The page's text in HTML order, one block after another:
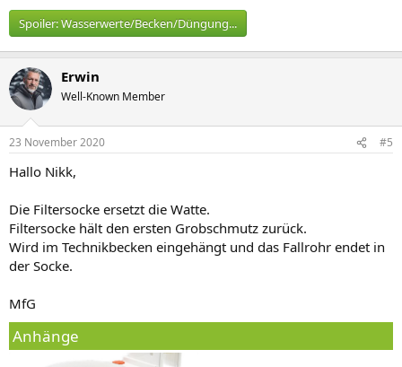
Spoiler:Wasserwerte/Becken/Düngung...
Erwin
Well-Known Member
23 November 2020 #5
Hallo Nikk,
Die Filtersocke ersetzt die Watte.
Filtersocke hält den ersten Grobschmutz zurück.
Wird im Technikbecken eingehängt und das Fallrohr endet in
der Socke.
MfG
Anhänge